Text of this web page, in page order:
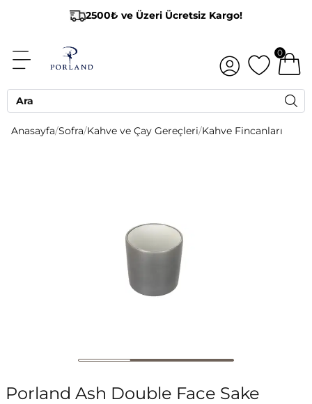
2500₺ ve Üzeri Ücretsiz Kargo!
0
Anasayfa/Sofra/Kahve ve Çay Gereçleri/Kahve Fincanları
Porland Ash Double Face Sake